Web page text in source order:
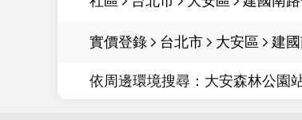
實價登錄 台北市 大安區 建
依周邊環境搜尋： 大安森林公園